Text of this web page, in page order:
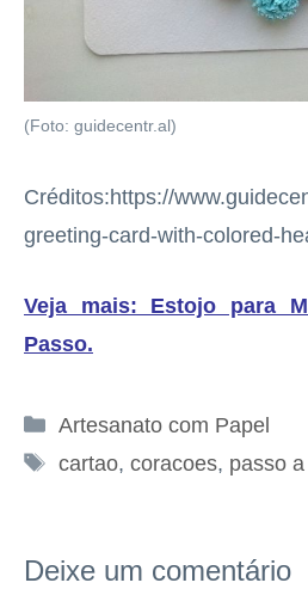
(Foto: guidecentr.al)
Créditos:https://
greeting-card-with-colored-
Veja mais: Estojo para
Passo.
Categorias
Artesanato com Papel
Tags
cartao, coracoes, passo
Deixe um comentário